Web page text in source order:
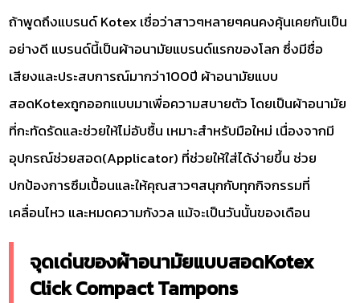
ถ้าพูดถึงแบรนด์ Kotex เชื่อว่าสาวๆหลายๆคนคงคุ้นเคยกันเป็น
อย่างดี แบรนด์นี้เป็นผ้าอนามัยแบรนด์แรกของโลก ซึ่งมีชื่อ
เสียงและประสบการณ์มากว่า100ปี ผ้าอนามัยแบบ
สอดKotexถูกออกแบบมาเพื่อความสบายตัว โดยเป็นผ้าอนามัย
ที่กะทัดรัดและช่วยให้ไม่อับชื้น เหมาะสำหรับมือใหม่ เนื่องจากมี
อุปกรณ์ช่วยสอด(Applicator) ที่ช่วยให้ใส่ได้ง่ายขึ้น ช่วย
ปกป้องการซึมเปื้อนและให้คุณสาวๆสนุกกับทุกกิจกรรมที่
เคลื่อนไหว และหมดความกังวล แม้จะเป็นวันนั้นของเดือน
จุดเด่นของผ้าอนามัยแบบสอดKotex
Click Compact Tampons